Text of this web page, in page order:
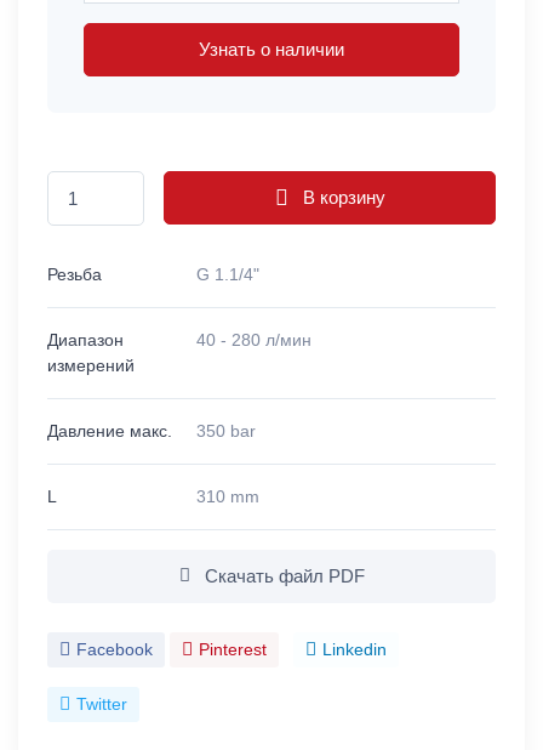
Узнать о наличии
В корзину
Резьба G 1.1/4"
Диапазон
измерений
40 - 280 л/мин
Давление макс. 350 bar
L 310 mm
Скачать файл PDF
Facebook Pinterest Linkedin
Twitter